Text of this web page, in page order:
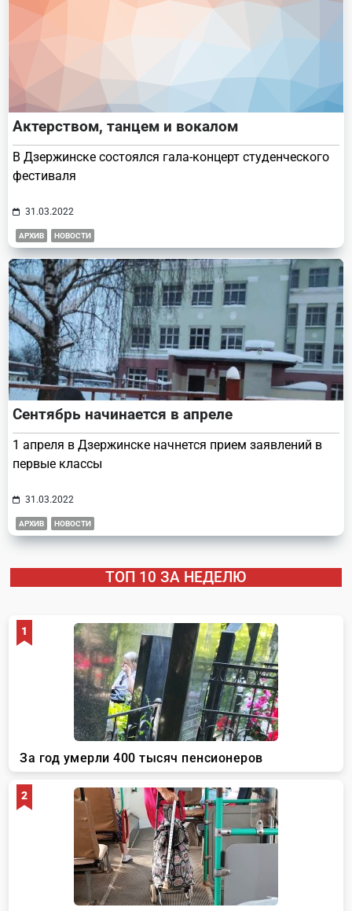
Актерством, танцем и вокалом
В Дзержинске состоялся гала-концерт студенческого
фестиваля
31.03.2022
АРХИВ НОВОСТИ
Сентябрь начинается в апреле
1 апреля в Дзержинске начнется прием заявлений в
первые классы
31.03.2022
АРХИВ НОВОСТИ
ТОП 10 ЗА НЕДЕЛЮ